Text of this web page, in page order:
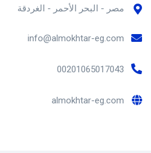
مصر - البحر الأحمر - الغردقة
info@almokhtar-eg.com
00201065017043
almokhtar-eg.com